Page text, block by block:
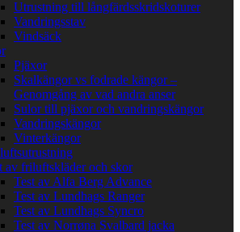
Utrustning till långfärdsskridskoturer
Vandringsstav
Vindsäck
Pjäxor
Skalkängor vs fodrade kängor –
Genomgång av vad andra anser
Sulor till pjäxor och vandringskängor
Vandringskängor
Vinterkängor
av friluftskläder och skor
Test av Alfa Berg Advance
Test av Lundhags Ranger
Test av Lundhags Syncro
Test av Norrøna Svalbard jacka